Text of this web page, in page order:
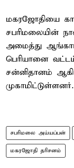
மகரஜோதியை
சபரிமலையின்
அமைத்து
பெரியானை
சன்னிதானம்
முகாமிட்டுள்ளனர்.
சபரிமலை அய்யப்பன்
மகரஜோதி தரிசனம்